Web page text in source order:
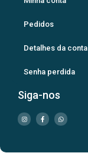
Pedidos
Detalhes da conta
Senha perdida
Siga-nos